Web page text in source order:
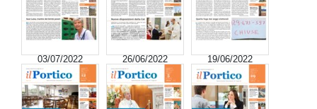
03/07/2022 26/06/2022 19/06/2022